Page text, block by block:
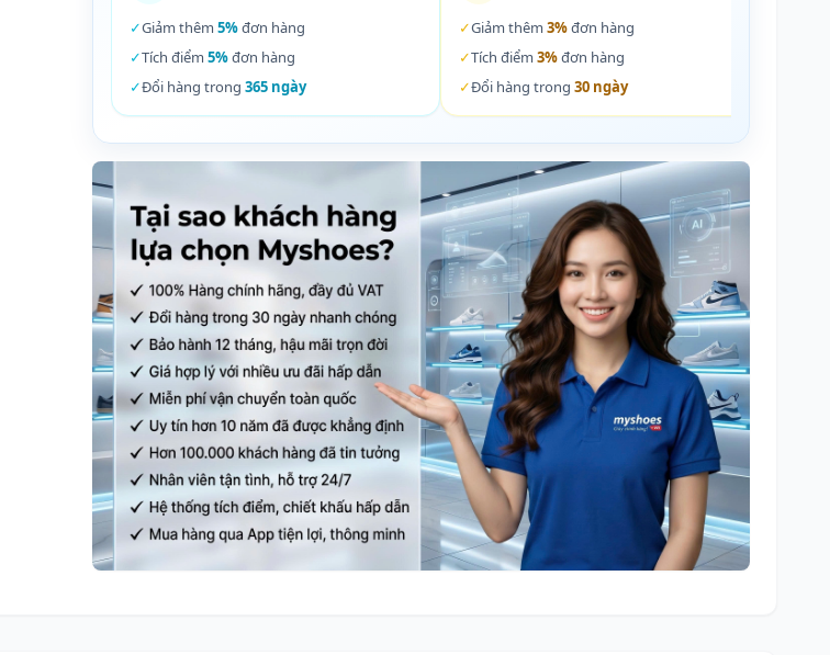
✓Giảm thêm 5%đơn hàng
✓Tích điểm 5%đơn hàng
✓Đổi hàng trong 365 ngày
✓Giảm thêm 3%đơn hàng
✓Tích điểm 3%đơn hàng
✓Đổi hàng trong 30 ngày